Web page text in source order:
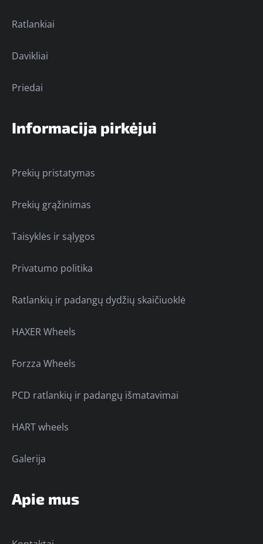
Ratlankiai
Davikliai
Priedai
Informacija pirkėjui
Prekių pristatymas
Prekių grąžinimas
Taisyklės ir sąlygos
Privatumo politika
Ratlankių ir padangų dydžių skaičiuoklė
HAXER Wheels
Forzza Wheels
PCD ratlankių ir padangų išmatavimai
HART wheels
Galerija
Apie mus